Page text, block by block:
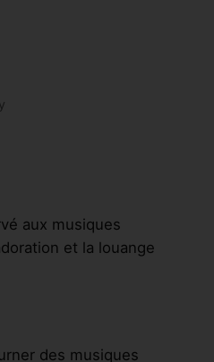
aux musiques
et la louange
des musiques